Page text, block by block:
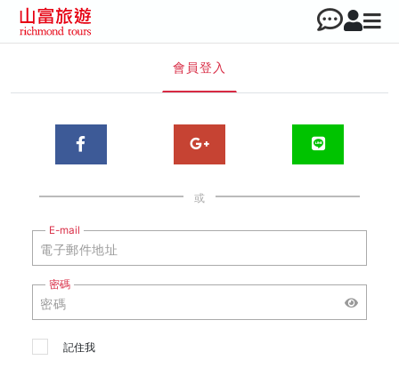
會員登入
或
E-mail
密碼
記住我